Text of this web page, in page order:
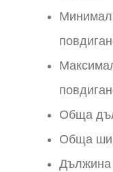
Обща
Обща
Дължина